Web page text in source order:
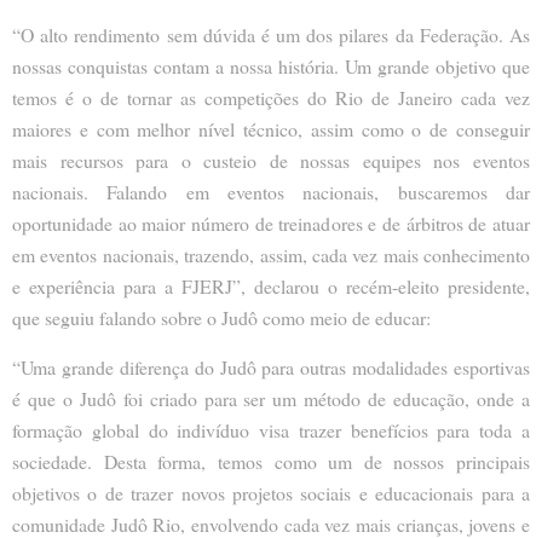
“O alto rendimento sem dúvida é um dos pilares da Federação. As
nossas conquistas contam a nossa história. Um grande objetivo que
temos é o de tornar as competições do Rio de Janeiro cada vez
maiores e com melhor nível técnico, assim como o de conseguir
mais recursos para o custeio de nossas equipes nos eventos
nacionais. Falando em eventos nacionais, buscaremos dar
oportunidade ao maior número de treinadores e de árbitros de atuar
em eventos nacionais, trazendo, assim, cada vez mais conhecimento
e experiência para a FJERJ”, declarou o recém-eleito presidente,
que seguiu falando sobre o Judô como meio de educar:
“Uma grande diferença do Judô para outras modalidades esportivas
é que o Judô foi criado para ser um método de educação, onde a
formação global do indivíduo visa trazer benefícios para toda a
sociedade. Desta forma, temos como um de nossos principais
objetivos o de trazer novos projetos sociais e educacionais para a
comunidade Judô Rio, envolvendo cada vez mais crianças, jovens e